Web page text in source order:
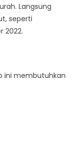
Langsung
seperti
2022.
ini membutuhkan